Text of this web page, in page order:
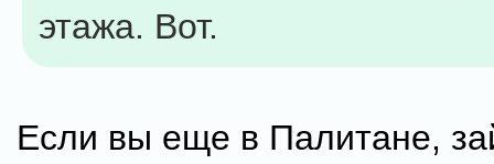
этажа. Вот.
Если вы еще в Палитане,